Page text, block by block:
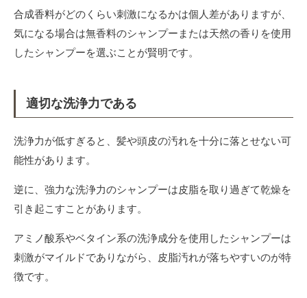
合成香料がどのくらい刺激になるかは個人差がありますが、
気になる場合は無香料のシャンプーまたは天然の香りを使用
したシャンプーを選ぶことが賢明です。
適切な洗浄力である
洗浄力が低すぎると、髪や頭皮の汚れを十分に落とせない可
能性があります。
逆に、強力な洗浄力のシャンプーは皮脂を取り過ぎて乾燥を
引き起こすことがあります。
アミノ酸系やベタイン系の洗浄成分を使用したシャンプーは
刺激がマイルドでありながら、皮脂汚れが落ちやすいのが特
徴です。